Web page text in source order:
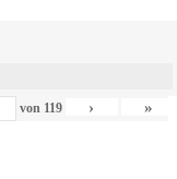
von 119 › »